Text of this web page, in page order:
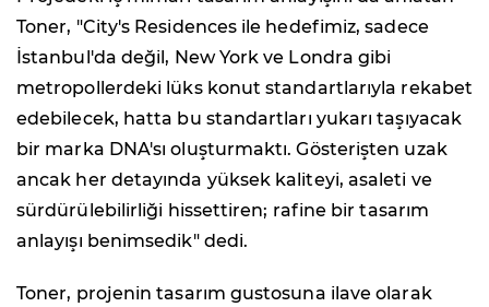
Toner, "City's Residences ile hedefimiz, sadece
İstanbul'da değil, New York ve Londra gibi
metropollerdeki lüks konut standartlarıyla rekabet
edebilecek, hatta bu standartları yukarı taşıyacak
bir marka DNA'sı oluşturmaktı. Gösterişten uzak
ancak her detayında yüksek kaliteyi, asaleti ve
sürdürülebilirliği hissettiren; rafine bir tasarım
anlayışı benimsedik" dedi.
Toner, projenin tasarım gustosuna ilave olarak